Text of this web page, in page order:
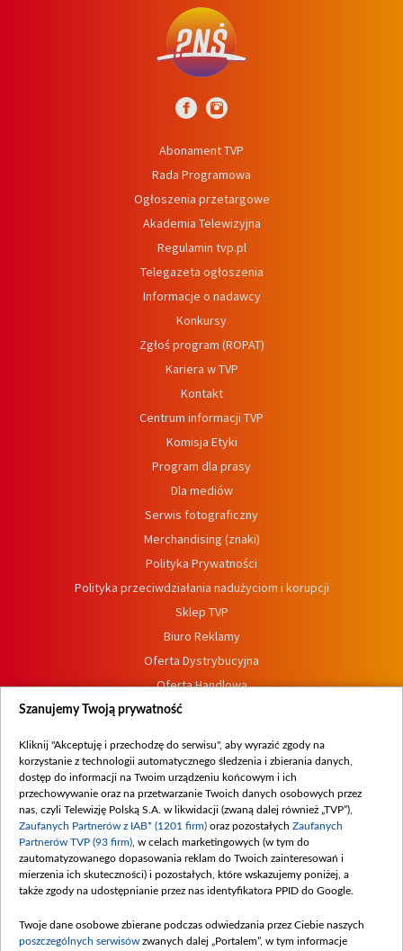
Abonament TVP
Rada Programowa
Ogłoszenia przetargowe
Akademia Telewizyjna
Regulamin tvp.pl
Telegazeta ogłoszenia
Informacje o nadawcy
Konkursy
Zgłoś program (ROPAT)
Kariera w TVP
Kontakt
Centrum informacji TVP
Komisja Etyki
Program dla prasy
Dla mediów
Serwis fotograficzny
Merchandising (znaki)
Polityka Prywatności
Polityka przeciwdziałania nadużyciom i korupcji
Sklep TVP
Biuro Reklamy
Oferta Dystrybucyjna
Oferta Handlowa
Dostępność
Procedura zgłoszeń wewnętrznych
Szanujemy Twoją prywatność
Kliknij "Akceptuję i przechodzę do serwisu", aby wyrazić zgody na
korzystanie z technologii automatycznego śledzenia i zbierania danych,
dostęp do informacji na Twoim urządzeniu końcowym i ich
przechowywanie oraz na przetwarzanie Twoich danych osobowych przez
nas, czyli Telewizję Polską S.A. w likwidacji (zwaną dalej również „TVP”),
Zaufanych Partnerów z IAB* (1201 firm) oraz pozostałych Zaufanych
Partnerów TVP (93 firm) , w celach marketingowych (w tym do
zautomatyzowanego dopasowania reklam do Twoich zainteresowań i
mierzenia ich skuteczności) i pozostałych, które wskazujemy poniżej, a
także zgody na udostępnianie przez nas identyfikatora PPID do Google.
Twoje dane osobowe zbierane podczas odwiedzania przez Ciebie naszych
poszczególnych serwisów zwanych dalej „Portalem”, w tym informacje